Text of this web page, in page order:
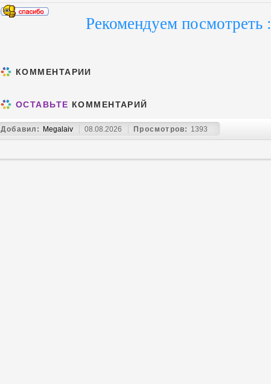
Рекомендуем посмотреть :
КОММЕНТАРИИ
ОСТАВЬТЕ КОММЕНТАРИЙ
Добавил: Megalaiv 08.08.2026 Просмотров: 1393